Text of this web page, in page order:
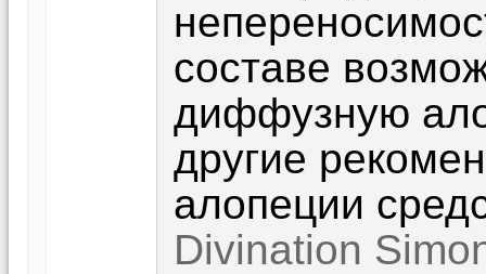
составе
диффузную
другие
алопеции
Divination